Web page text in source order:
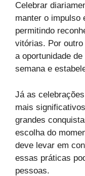
Celebrar
manter o impulso
permitindo
vitórias. Por
a oportunidade
semana e
Já as
mais
grandes
escolha do
deve levar em
essas práticas
pessoas.